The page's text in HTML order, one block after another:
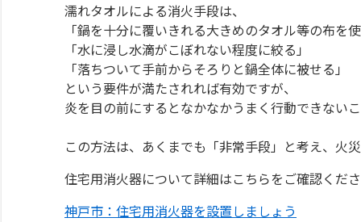
濡れタオルによる消火手段は、
「鍋を十分に覆いきれる大きめのタオル等の布を
「水に浸し水滴がこぼれない程度に絞る」
「落ちついて手前からそろりと鍋全体に被せる」
という要件が満たされれば有効ですが、
炎を目の前にするとなかなかうまく行動できない
この方法は、あくまでも「非常手段」と考え、火
住宅用消火器について詳細はこちらをご確認くだ
神戸市：住宅用消火器を設置しましょう